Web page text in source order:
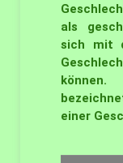
als
sich mit
einer